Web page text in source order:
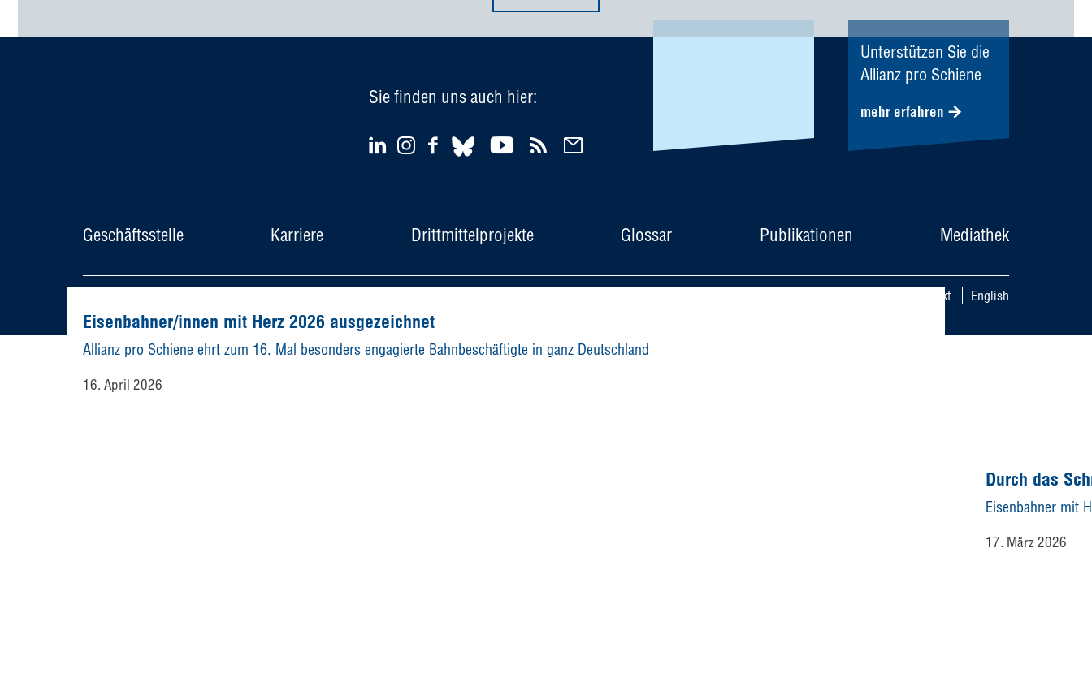
Eisenbahner/innen mit Herz 2026 ausgezeichnet
Allianz pro Schiene ehrt zum 16. Mal besonders engagierte Bahnbeschäftigte in ganz Deutschland
16. April 2026
Durch das
Eisenbahner mit
17. März 2026
Sie finden uns auch hier:
Geschäftsstelle Karriere Drittmittelprojekte Glossar Publikationen Mediathek
Kontakt English
Unterstützen Sie die
Allianz pro Schiene
mehr erfahren